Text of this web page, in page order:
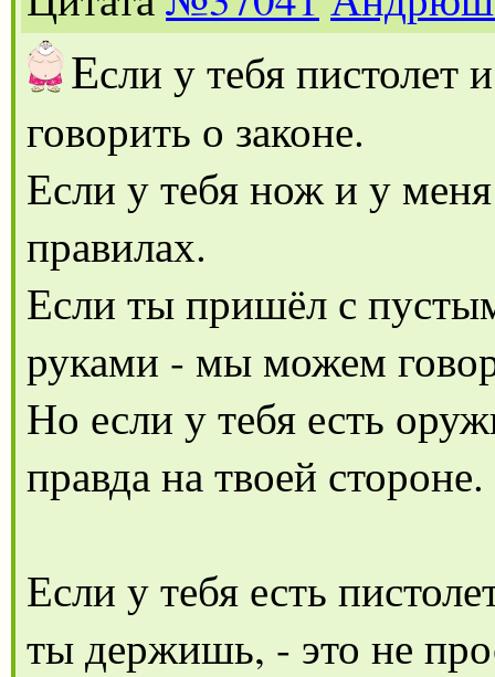
Если у тебя
говорить о законе.
Если у тебя нож и у
правилах.
Если ты пришёл с
руками - мы можем
Но если у тебя есть
правда на твоей стороне.
Если у тебя есть
ты держишь, - это не